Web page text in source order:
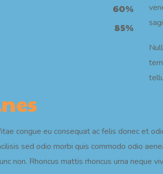
60%
85%
congue eu consequat ac felis donec et
sed odio morbi quis commodo odio
non. Rhoncus mattis rhoncus urna neque